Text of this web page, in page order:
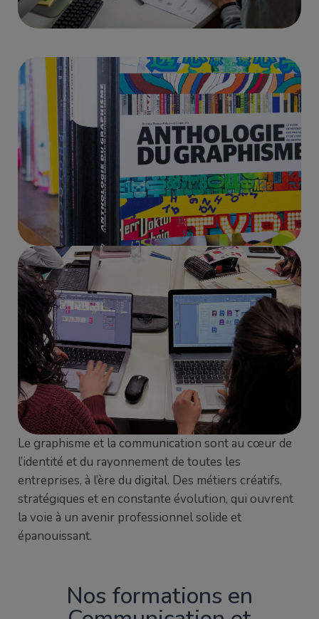
Le graphisme et la communication sont au cœur de
l’identité et du rayonnement de toutes les
entreprises, à l’ère du digital. Des métiers créatifs,
stratégiques et en constante évolution, qui ouvrent
la voie à un avenir professionnel solide et
épanouissant.
Nos formations en